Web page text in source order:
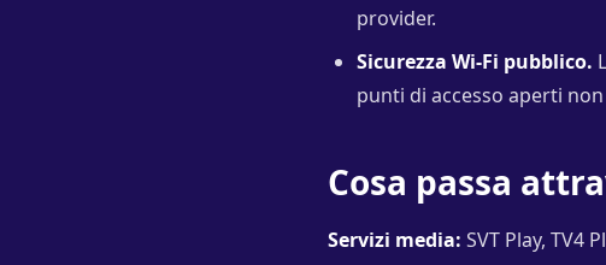
provider.
Sicurezza Wi-Fi pubblico.
punti di accesso aperti
Cosa passa
Servizi media: SVT Play, TV4